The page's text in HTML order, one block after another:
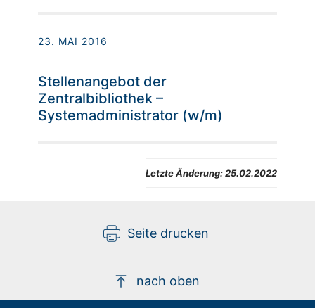
23. MAI 2016
Stellenangebot der
Zentralbibliothek –
Systemadministrator (w/m)
Letzte Änderung:25.02.2022
Seite drucken
nach oben